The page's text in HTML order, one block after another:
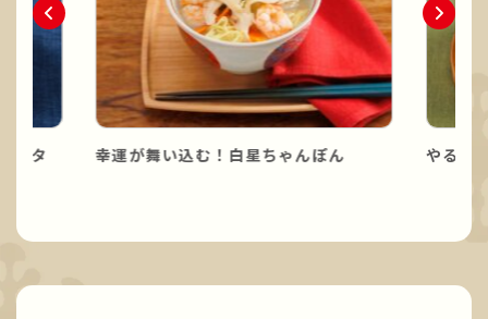
スタ 幸運が舞い込む！白星ちゃんぽん やる気